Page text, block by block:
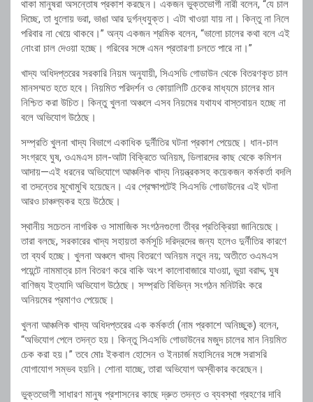
থাকা মানুষরা অসন্তোষ প্রকাশ করছেন। একজন ভুক্তভোগী নারী বলেন, “যে চাল
দিচ্ছে, তা ধুলোয় ভরা, ভাঙা আর দুর্গন্ধযুক্ত। এটা খাওয়া যায় না। কিন্তু না নিলে
পরিবার না খেয়ে থাকবে।” অন্য একজন শ্রমিক বলেন, “ভালো চালের কথা বলে এই
নোংরা চাল দেওয়া হচ্ছে। গরিবের সঙ্গে এমন প্রতারণা চলতে পারে না।”
খাদ্য অধিদপ্তরের সরকারি নিয়ম অনুযায়ী, সিএসডি গোডাউন থেকে বিতরণকৃত চাল
মানসম্মত হতে হবে। নিয়মিত পরিদর্শন ও কোয়ালিটি চেকের মাধ্যমে চালের মান
নিশ্চিত করা উচিত। কিন্তু খুলনা অঞ্চলে এসব নিয়মের যথাযথ বাস্তবায়ন হচ্ছে না
বলে অভিযোগ উঠেছে।
সম্প্রতি খুলনা খাদ্য বিভাগে একাধিক দুর্নীতির ঘটনা প্রকাশ পেয়েছে। ধান-চাল
সংগ্রহে ঘুষ, ওএমএস চাল-আটা বিক্রিতে অনিয়ম, ডিলারদের কাছ থেকে কমিশন
আদায়—এই ধরনের অভিযোগে আঞ্চলিক খাদ্য নিয়ন্ত্রকসহ কয়েকজন কর্মকর্তা বদলি
বা তদন্তের মুখোমুখি হয়েছেন। এর প্রেক্ষাপটেই সিএসডি গোডাউনের এই ঘটনা
আরও চাঞ্চল্যকর হয়ে উঠেছে।
স্থানীয় সচেতন নাগরিক ও সামাজিক সংগঠনগুলো তীব্র প্রতিক্রিয়া জানিয়েছে।
তারা বলছে, সরকারের খাদ্য সহায়তা কর্মসূচি দরিদ্রদের জন্য হলেও দুর্নীতির কারণে
তা ব্যর্থ হচ্ছে। খুলনা অঞ্চলে খাদ্য বিতরণে অনিয়ম নতুন নয়; অতীতে ওএমএস
পয়েন্টে নামমাত্র চাল বিতরণ করে বাকি অংশ কালোবাজারে যাওয়া, ভুয়া বরাদ্দ, ঘুষ
বাণিজ্য ইত্যাদি অভিযোগ উঠেছে। সম্প্রতি বিভিন্ন সংগঠন মনিটরিং করে
অনিয়মের প্রমাণও পেয়েছে।
খুলনা আঞ্চলিক খাদ্য অধিদপ্তরের এক কর্মকর্তা (নাম প্রকাশে অনিচ্ছুক) বলেন,
“অভিযোগ পেলে তদন্ত হয়। কিন্তু সিএসডি গোডাউনের মজুদ চালের মান নিয়মিত
চেক করা হয়।” তবে মোঃ ইকবাল হোসেন ও ইনচার্জ মহাসিনের সঙ্গে সরাসরি
যোগাযোগ সম্ভব হয়নি। শোনা যাচ্ছে, তারা অভিযোগ অস্বীকার করেছেন।
ভুক্তভোগী সাধারণ মানুষ প্রশাসনের কাছে দ্রুত তদন্ত ও ব্যবস্থা গ্রহণের দাবি